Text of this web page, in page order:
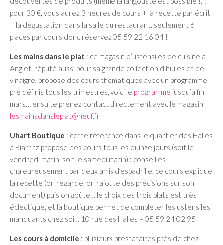
pour 30 €, vous aurez 3 heures de cours + la recette par écrit
+ la dégustation dans la salle du restaurant. seulement 6
places par cours donc réservez 05 59 22 16 04 !
Les mains dans le plat : ce magasin d’ustensiles de cuisine à
Anglet, réputé aussi pour sa grande collection d’huiles et de
vinaigre, propose des cours thématiques avec un programme
pré définis tous les trimestres, voici le programme jusqu’à fin
mars… ensuite prenez contact directement avec le magasin
lesmainsdansleplat@neuf.fr
Uhart Boutique : cette référence dans le quartier des Halles
à Biarritz propose des cours tous les quinze jours (soit le
vendredi matin, soit le samedi matin) : conseillés
chaleureusement par deux amis d’espadrille, ce cours explique
la recette (on regarde, on rajoute des précisions sur son
document) puis on goûte… le choix des trois plats est très
éclectique, et la boutique permet de compléter les ustensiles
manquants chez soi… 10 rue des Halles – 05 59 24 02 95
Les cours à domicile : plusieurs prestataires près de chez